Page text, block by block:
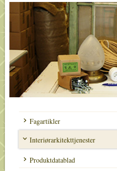
Fagartikler
Interiørarkitekttjenester
Produktdatablad